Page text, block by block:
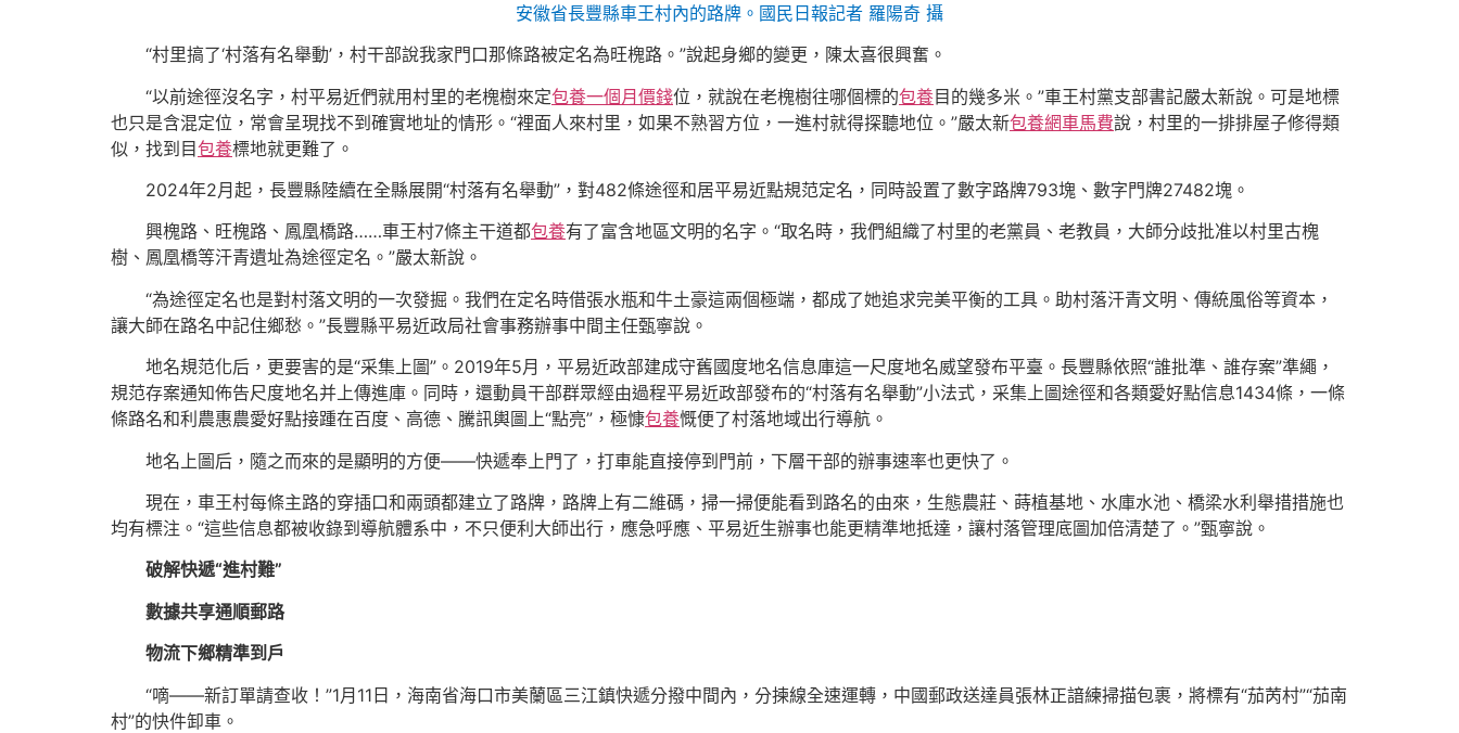
安徽省長豐縣車王村內的路牌。國民日報記者 羅陽奇 攝
“村里搞了‘村落有名舉動’，村干部說我家門口那條路被定名為旺槐路。”說起身鄉的變更，陳太喜很興奮。
“以前途徑沒名字，村平易近們就用村里的老槐樹來定包養一個月價錢位，就說在老槐樹往哪個標的包養目的幾多米。”車王村黨支部書記嚴太新說。可是地標
也只是含混定位，常會呈現找不到確實地址的情形。“裡面人來村里，如果不熟習方位，一進村就得探聽地位。”嚴太新包養網車馬費說，村里的一排排屋子修得類
似，找到目包養標地就更難了。
2024年2月起，長豐縣陸續在全縣展開“村落有名舉動”，對482條途徑和居平易近點規范定名，同時設置了數字路牌793塊、數字門牌27482塊。
興槐路、旺槐路、鳳凰橋路……車王村7條主干道都包養有了富含地區文明的名字。“取名時，我們組織了村里的老黨員、老教員，大師分歧批准以村里古槐
樹、鳳凰橋等汗青遺址為途徑定名。”嚴太新說。
“為途徑定名也是對村落文明的一次發掘。我們在定名時借張水瓶和牛土豪這兩個極端，都成了她追求完美平衡的工具。助村落汗青文明、傳統風俗等資本，
讓大師在路名中記住鄉愁。”長豐縣平易近政局社會事務辦事中間主任甄寧說。
地名規范化后，更要害的是“采集上圖”。2019年5月，平易近政部建成守舊國度地名信息庫這一尺度地名威望發布平臺。長豐縣依照“誰批準、誰存案”準繩，
規范存案通知佈告尺度地名并上傳進庫。同時，還動員干部群眾經由過程平易近政部發布的“村落有名舉動”小法式，采集上圖途徑和各類愛好點信息1434條，一條
條路名和利農惠農愛好點接踵在百度、高德、騰訊輿圖上“點亮”，極慷包養慨便了村落地域出行導航。
地名上圖后，隨之而來的是顯明的方便——快遞奉上門了，打車能直接停到門前，下層干部的辦事速率也更快了。
現在，車王村每條主路的穿插口和兩頭都建立了路牌，路牌上有二維碼，掃一掃便能看到路名的由來，生態農莊、蒔植基地、水庫水池、橋梁水利舉措措施也
均有標注。“這些信息都被收錄到導航體系中，不只便利大師出行，應急呼應、平易近生辦事也能更精準地抵達，讓村落管理底圖加倍清楚了。”甄寧說。
破解快遞“進村難”
數據共享通順郵路
物流下鄉精準到戶
“嘀——新訂單請查收！”1月11日，海南省海口市美蘭區三江鎮快遞分撥中間內，分揀線全速運轉，中國郵政送達員張林正諳練掃描包裹，將標有“茄苪村”“茄南
村”的快件卸車。